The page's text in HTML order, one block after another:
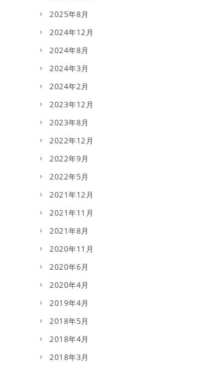
2025年8月
2024年12月
2024年8月
2024年3月
2024年2月
2023年12月
2023年8月
2022年12月
2022年9月
2022年5月
2021年12月
2021年11月
2021年8月
2020年11月
2020年6月
2020年4月
2019年4月
2018年5月
2018年4月
2018年3月